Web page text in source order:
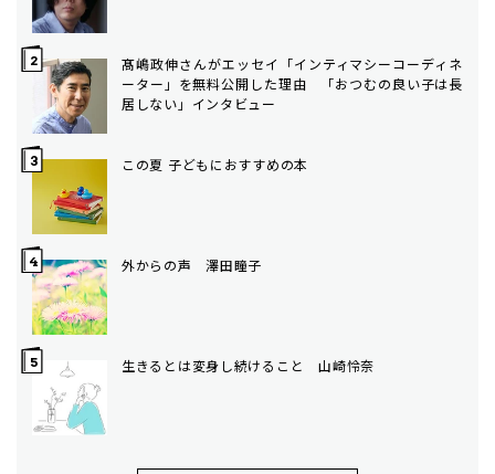
髙嶋政伸さんがエッセイ「インティマシーコーディネ
ーター」を無料公開した理由 「おつむの良い子は長
居しない」インタビュー
この夏 子どもにおすすめの本
外からの声 澤田瞳子
生きるとは変身し続けること 山崎怜奈